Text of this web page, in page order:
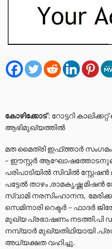
കോഴിക്കോട്: റോട്ടറി
ആഭിമുഖ്യത്തിൽ
മത മൈത്രി ഇഫ്ത്താർ സംഗമം
– ഈസ്റ്റർ
പരിപാടിയിൽ സിവിൽ
പട്ടേൽ താഴം ,രാമകൃഷ്ണ മിഷൻ
സ്വാമി നരസിംഹാനന്ദ,
സെമിനാരി റെക്ടർ – ഫാദർ
മുഖ്യ പ്രഭാഷണം നടത്തി.പി
നമ്പ്യാർ മുഖ്യതിഥിയായി
അധ്യക്ഷത വഹിച്ചു.